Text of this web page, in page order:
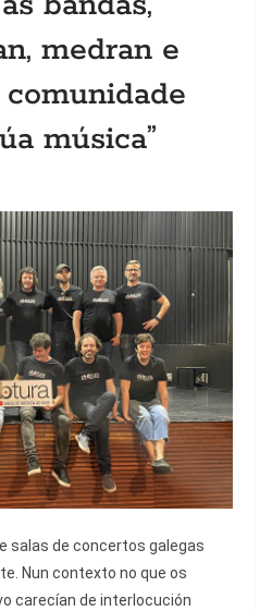
medran e
música”
salas de concertos galegas
Nun contexto no que os
carecían de interlocución